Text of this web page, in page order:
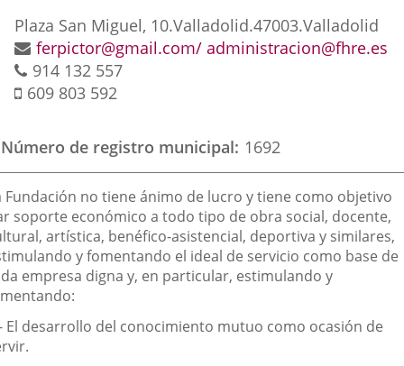
externa.externa.
Postal
address
Plaza San Miguel, 10.Valladolid.47003.Valladolid
Email
ferpictor@gmail.com/ administracion@fhre.es
Phones
914 132 557
Mobile
609 803 592
Número de registro municipal 1692
Fundación no tiene ánimo de lucro y tiene como objetivo
soporte económico a todo tipo de obra social, docente,
artística, benéfico-asistencial, deportiva y similares,
y fomentando el ideal de servicio como base de
empresa digna y, en particular, estimulando y
El desarrollo del conocimiento mutuo como ocasión de